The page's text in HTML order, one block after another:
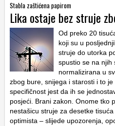
Stabla zaštićena papirom
Lika ostaje bez struje
Od preko 20
koji su u
struje do utorka
spustio se na njih
normalizirana u
zbog bure, snijega i starosti i to
specifičnost jest da ih se
posjeći. Brani zakon. Onome tko
nestašicu struje za desetke
optimista – slijede upozorenja,